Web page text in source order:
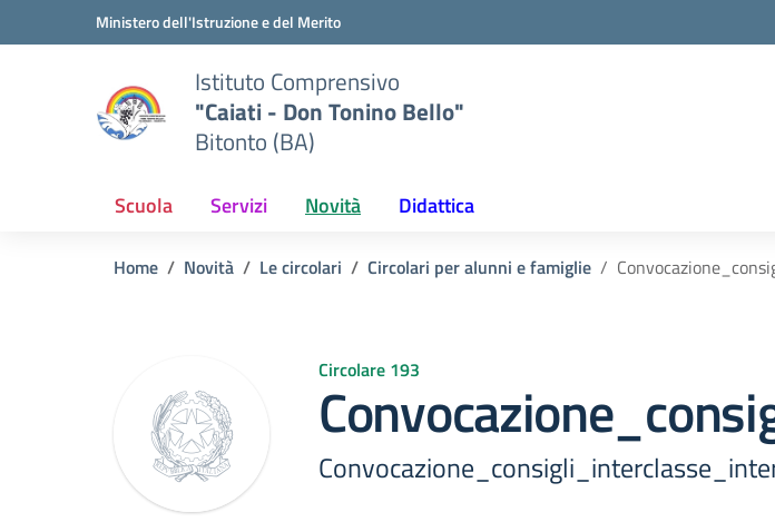
Vai ai contenuti
Vai al menu di navigazioneMinistero dell'Istruzione e del Merito
Istituto Comprensivo
"Caiati - Don Tonino Bello"
Bitonto (BA)
Scuola Servizi Novità Didattica
Home Novità Le circolari Circolari per alunni e famiglie
Circolare 193